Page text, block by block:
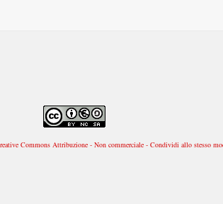
Commons Attribuzione - Non commerciale - Condividi allo stesso